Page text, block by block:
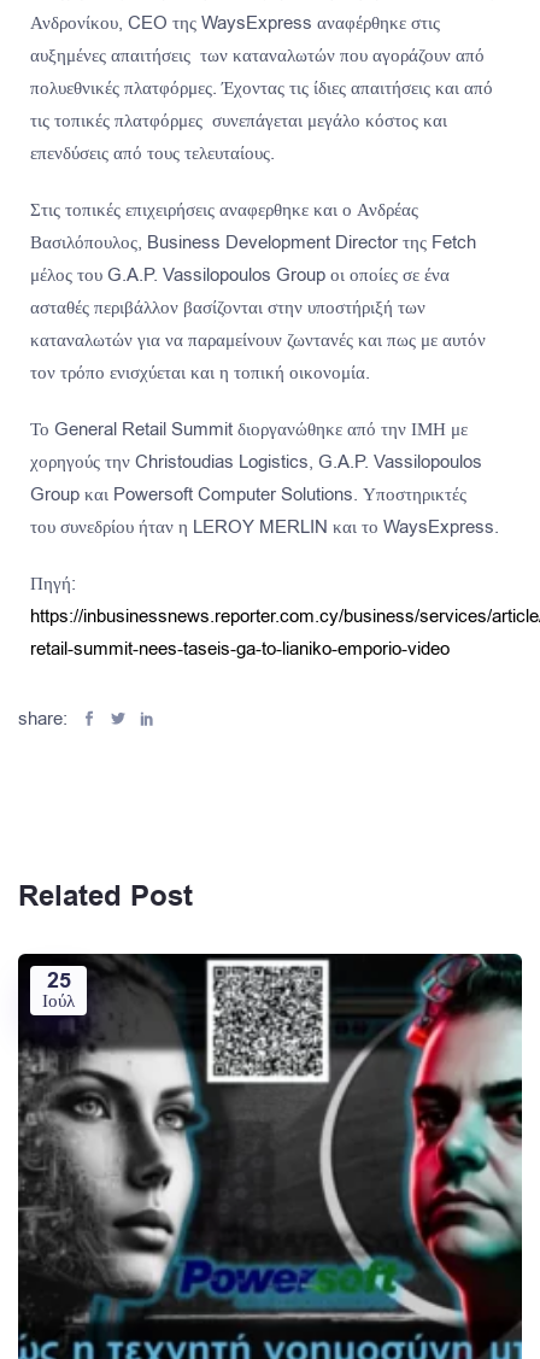
Ανδρονίκου, CEO της WaysExpress αναφέρθηκε στις
αυξημένες απαιτήσεις των καταναλωτών που αγοράζουν από
πολυεθνικές πλατφόρμες. Έχοντας τις ίδιες απαιτήσεις και από
τις τοπικές πλατφόρμες συνεπάγεται μεγάλο κόστος και
επενδύσεις από τους τελευταίους.
Στις τοπικές επιχειρήσεις αναφερθηκε και ο Ανδρέας
Βασιλόπουλος, Business Development Director της Fetch
μέλος του G.A.P. Vassilopoulos Group οι οποίες σε ένα
ασταθές περιβάλλον βασίζονται στην υποστήριξή των
καταναλωτών για να παραμείνουν ζωντανές και πως με αυτόν
τον τρόπο ενισχύεται και η τοπική οικονομία.
Το General Retail Summit διοργανώθηκε από την ΙΜΗ με
χορηγούς την Christoudias Logistics, G.A.P. Vassilopoulos
Group και Powersoft Computer Solutions. Υποστηρικτές
του συνεδρίου ήταν η LEROY MERLIN και το WaysExpress.
Πηγή:
https://inbusinessnews.reporter.com.cy/business/services/
retail-summit-nees-taseis-ga-to-lianiko-emporio-video
share:
Related Post
25
Ιούλ